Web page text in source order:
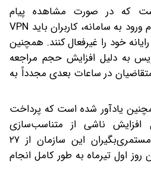
که در صورت مشاهده پیام
محدودیت جغرافیایی هنگام ورود به سامانه، کاربران باید VPN
خود را غیرفعال کنند. همچنین
به دلیل افزایش حجم مراجعه
در ساعات بعدی مجدداً به
یادآور شده است که پرداخت
افزایش ناشی از متناسب‌سازی
مستمری بازنشستگان و مستمری‌بگیران این سازمان از ۲۷
روز اول تیرماه به طور کامل انجام